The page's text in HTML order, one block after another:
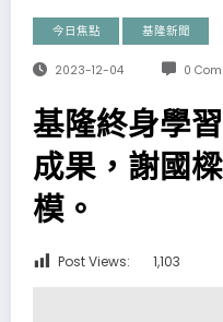
今日焦點 基隆新聞
2023-12-04 0
基隆終身學
成果，謝國
模。
Post Views: 1,103